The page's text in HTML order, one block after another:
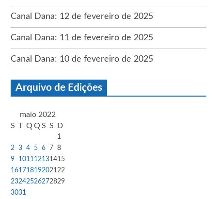
Canal Dana: 12 de fevereiro de 2025
Canal Dana: 11 de fevereiro de 2025
Canal Dana: 10 de fevereiro de 2025
Arquivo de Edições
maio 2022
S T Q Q S S D
1
2
3 4 5 6 7 8
9
1011 12131415
161718192021 22
23242526272829
3031